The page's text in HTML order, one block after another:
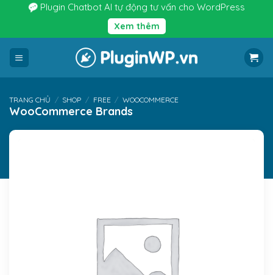
nội
dung
Plugin Chatbot AI tự động tư vấn cho WordPress
Xem thêm
TRANG CHỦ / SHOP / FREE / WOOCOMMERCE
WooCommerce Brands